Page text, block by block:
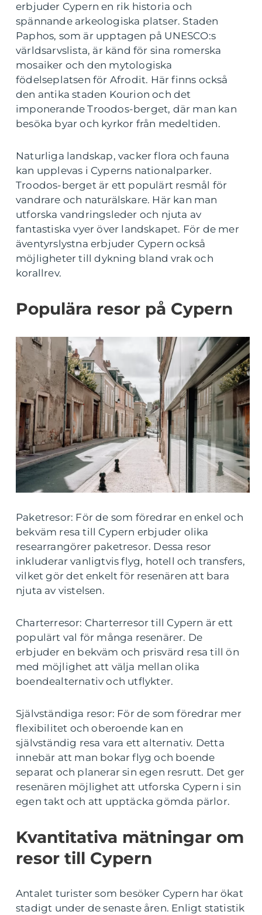
erbjuder Cypern en rik historia och
spännande arkeologiska platser. Staden
Paphos, som är upptagen på UNESCO:s
världsarvslista, är känd för sina romerska
mosaiker och den mytologiska
födelseplatsen för Afrodit. Här finns också
den antika staden Kourion och det
imponerande Troodos-berget, där man kan
besöka byar och kyrkor från medeltiden.
Naturliga landskap, vacker flora och fauna
kan upplevas i Cyperns nationalparker.
Troodos-berget är ett populärt resmål för
vandrare och naturälskare. Här kan man
utforska vandringsleder och njuta av
fantastiska vyer över landskapet. För de mer
äventyrslystna erbjuder Cypern också
möjligheter till dykning bland vrak och
korallrev.
Populära resor på Cypern
Paketresor: För de som föredrar en enkel och
bekväm resa till Cypern erbjuder olika
researrangörer paketresor. Dessa resor
inkluderar vanligtvis flyg, hotell och transfers,
vilket gör det enkelt för resenären att bara
njuta av vistelsen.
Charterresor: Charterresor till Cypern är ett
populärt val för många resenärer. De
erbjuder en bekväm och prisvärd resa till ön
med möjlighet att välja mellan olika
boendealternativ och utflykter.
Självständiga resor: För de som föredrar mer
flexibilitet och oberoende kan en
självständig resa vara ett alternativ. Detta
innebär att man bokar flyg och boende
separat och planerar sin egen resrutt. Det ger
resenären möjlighet att utforska Cypern i sin
egen takt och att upptäcka gömda pärlor.
Kvantitativa mätningar om
resor till Cypern
Antalet turister som besöker Cypern har ökat
stadigt under de senaste åren. Enligt statistik